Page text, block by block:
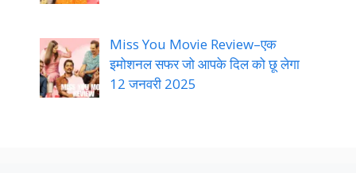
Miss You Movie Review–एक
इमोशनल सफर जो आपके दिल को छू लेगा
12 जनवरी 2025